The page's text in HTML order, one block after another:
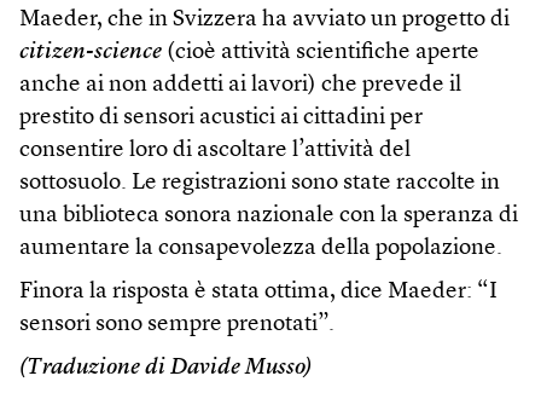
Maeder, che in Svizzera ha avviato un progetto di
citizen-science (cioè attività scientifiche aperte
anche ai non addetti ai lavori) che prevede il
prestito di sensori acustici ai cittadini per
consentire loro di ascoltare l’attività del
sottosuolo. Le registrazioni sono state raccolte in
una biblioteca sonora nazionale con la speranza di
aumentare la consapevolezza della popolazione.
Finora la risposta è stata ottima, dice Maeder: “I
sensori sono sempre prenotati”.
(Traduzione di Davide Musso)